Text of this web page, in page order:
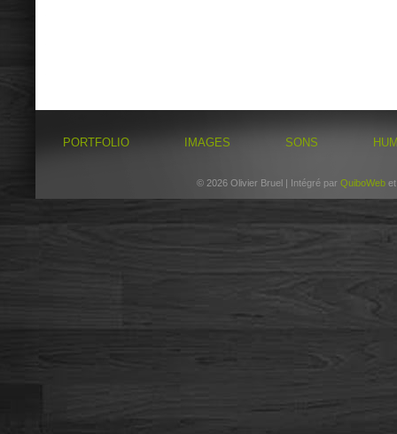
PORTFOLIO IMAGES SONS
© 2026 Olivier Bruel | Intégré par QuiboWeb